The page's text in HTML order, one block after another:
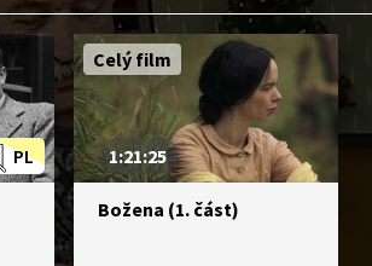
PL
Celý film
1:21:25
Božena (1. část)